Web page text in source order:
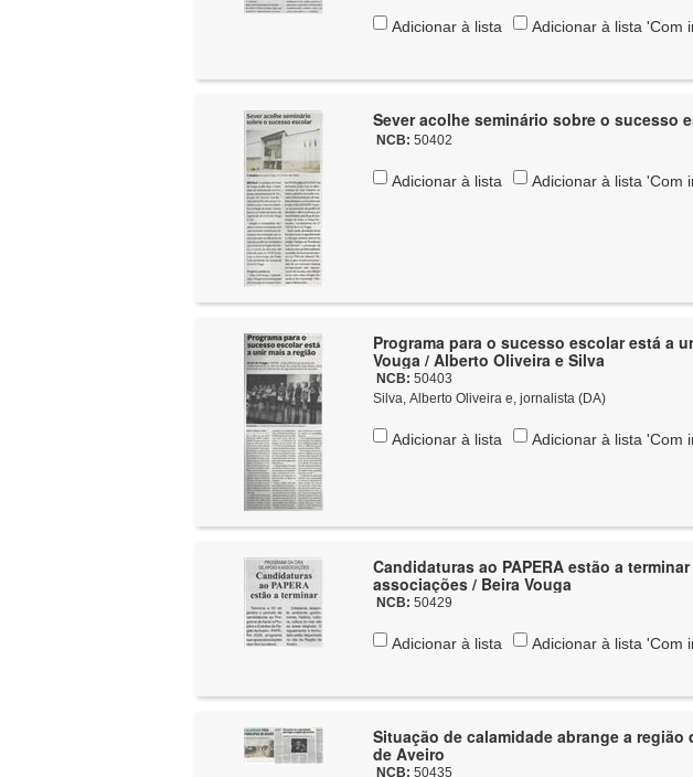
Adicionar à lista Adicionar à lista 'Com
Sever acolhe seminário sobre o sucesso
NCB:50402
Adicionar à lista Adicionar à lista 'Com
Programa para o sucesso escolar está a
Vouga / Alberto Oliveira e Silva
NCB:50403
Silva, Alberto Oliveira e, jornalista (DA)
Adicionar à lista Adicionar à lista 'Com
Candidaturas ao PAPERA estão a
associações / Beira Vouga
NCB:50429
Adicionar à lista Adicionar à lista 'Com
Situação de calamidade abrange a região
de Aveiro
NCB:50435